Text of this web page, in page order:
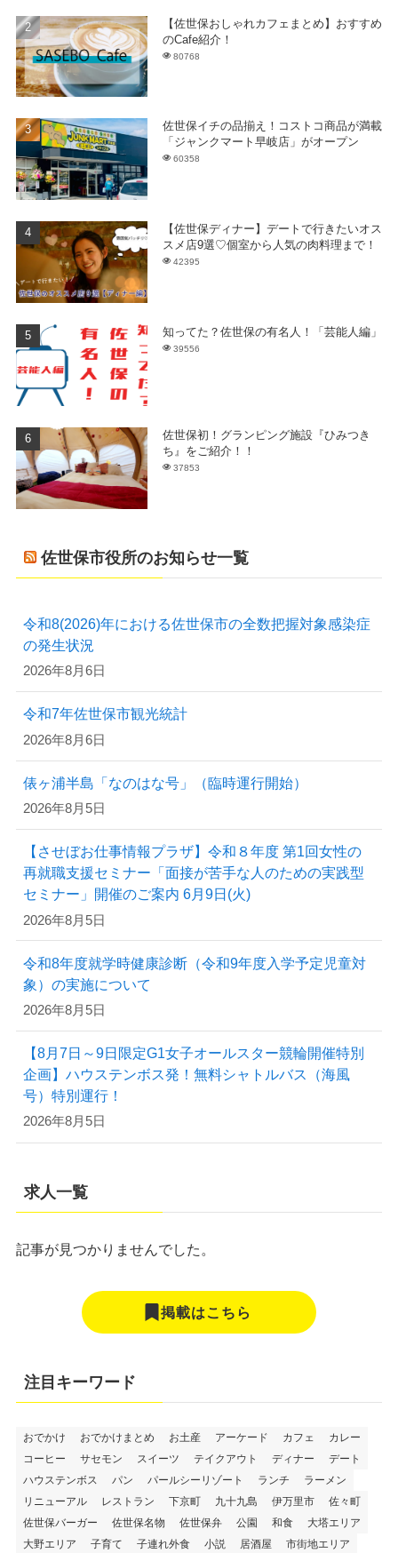
【佐世保おしゃれカフェまとめ】おすすめ
のCafe紹介！
80768
佐世保イチの品揃え！コストコ商品が満載
「ジャンクマート早岐店」がオープン
60358
【佐世保ディナー】デートで行きたいオス
スメ店9選♡個室から人気の肉料理まで！
42395
知ってた？佐世保の有名人！「芸能人編」
39556
佐世保初！グランピング施設『ひみつき
ち』をご紹介！！
37853
佐世保市役所のお知らせ一覧
令和8(2026)年における佐世保市の全数把握対象感染症
の発生状況
2026年8月6日
令和7年佐世保市観光統計
2026年8月6日
俵ヶ浦半島「なのはな号」（臨時運行開始）
2026年8月5日
【させぼお仕事情報プラザ】令和８年度 第1回女性の
再就職支援セミナー「面接が苦手な人のための実践型
セミナー」開催のご案内 6月9日(火)
2026年8月5日
令和8年度就学時健康診断（令和9年度入学予定児童対
象）の実施について
2026年8月5日
【8月7日～9日限定G1女子オールスター競輪開催特別
企画】ハウステンボス発！無料シャトルバス（海風
号）特別運行！
2026年8月5日
求人一覧
記事が見つかりませんでした。
掲載はこちら
注目キーワード
おでかけ おでかけまとめ お土産 アーケード カフェ
カレー
コーヒー
サセモン スイーツ テイクアウト ディナー
デート
ハウステンボス
パン パールシーリゾート ランチ
ラーメン
リニューアル
レストラン 下京町 九十九島 伊万里市
佐々町
佐世保バーガー
佐世保名物 佐世保弁 公園 和食
大塔エリア
大野エリア
子育て 子連れ外食 小説 居酒屋 市街地エリア